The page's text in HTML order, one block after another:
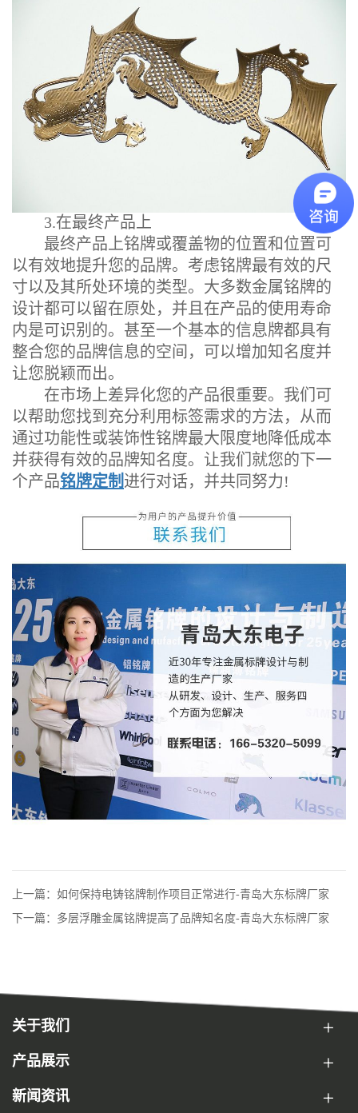
3.在最终产品上
最终产品上铭牌或覆盖物的位置和位置可
以有效地提升您的品牌。考虑铭牌最有效的尺
寸以及其所处环境的类型。大多数金属铭牌的
设计都可以留在原处，并且在产品的使用寿命
内是可识别的。甚至一个基本的信息牌都具有
整合您的品牌信息的空间，可以增加知名度并
让您脱颖而出。
在市场上差异化您的产品很重要。我们可
以帮助您找到充分利用标签需求的方法，从而
通过功能性或装饰性铭牌最大限度地降低成本
并获得有效的品牌知名度。让我们就您的下一
个产品铭牌定制 进行对话，并共同努力!
上一篇：如何保持电铸铭牌制作项目正常进行-青岛大东标牌厂家
下一篇：多层浮雕金属铭牌提高了品牌知名度-青岛大东标牌厂家
关于我们
产品展示
新闻资讯